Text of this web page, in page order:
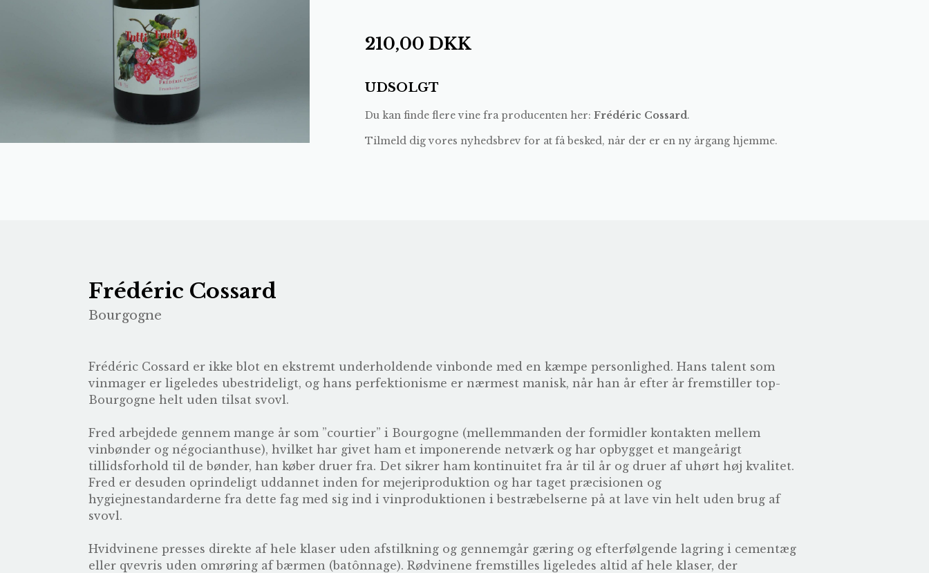
210,00 DKK
UDSOLGT
Du kan finde flere vine fra producenten her: Frédéric Cossard.
Tilmeld dig vores nyhedsbrev for at få besked, når der er en ny årgang hjemme.
Frédéric Cossard
Bourgogne
Frédéric Cossard er ikke blot en ekstremt underholdende vinbonde med en kæmpe personlighed. Hans talent som
vinmager er ligeledes ubestrideligt, og hans perfektionisme er nærmest manisk, når han år efter år fremstiller top-
Bourgogne helt uden tilsat svovl.
Fred arbejdede gennem mange år som ”courtier” i Bourgogne (mellemmanden der formidler kontakten mellem
vinbønder og négocianthuse), hvilket har givet ham et imponerende netværk og har opbygget et mangeårigt
tillidsforhold til de bønder, han køber druer fra. Det sikrer ham kontinuitet fra år til år og druer af uhørt høj kvalitet.
Fred er desuden oprindeligt uddannet inden for mejeriproduktion og har taget præcisionen og
hygiejnestandarderne fra dette fag med sig ind i vinproduktionen i bestræbelserne på at lave vin helt uden brug af
svovl.
Hvidvinene presses direkte af hele klaser uden afstilkning og gennemgår gæring og efterfølgende lagring i cementæg
eller qvevris uden omrøring af bærmen (batônnage). Rødvinene fremstilles ligeledes altid af hele klaser, der